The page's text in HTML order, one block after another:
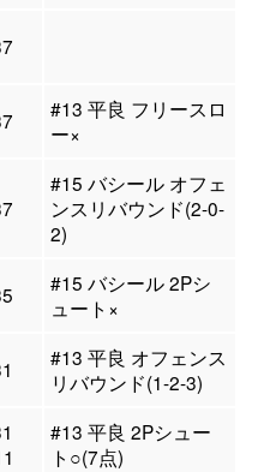
#13 平良 フリースロ
ー×
#15 バシール オフェ
ンスリバウンド(2-0-
2)
#15 バシール 2Pシ
ュート×
#13 平良 オフェンス
リバウンド(1-2-3)
#13 平良 2Pシュー
ト○(7点)